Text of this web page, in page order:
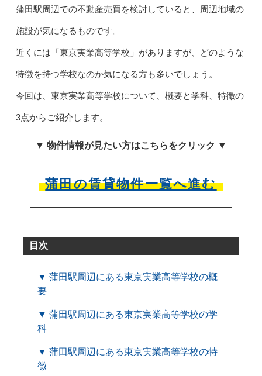
蒲田駅周辺での不動産売買を検討していると、周辺地域の
施設が気になるものです。
近くには「東京実業高等学校」がありますが、どのような
特徴を持つ学校なのか気になる方も多いでしょう。
今回は、東京実業高等学校について、概要と学科、特徴の
3点からご紹介します。
▼ 物件情報が見たい方はこちらをクリック ▼
蒲田の賃貸物件一覧へ進む
目次
▼ 蒲田駅周辺にある東京実業高等学校の概
要
▼ 蒲田駅周辺にある東京実業高等学校の学
科
▼ 蒲田駅周辺にある東京実業高等学校の特
徴